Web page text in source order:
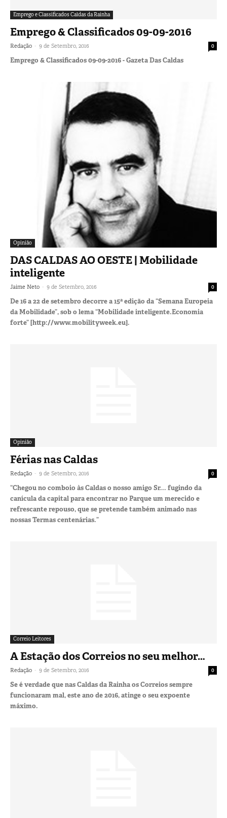
Emprego e Classificados Caldas da Rainha
Emprego & Classificados 09-09-2016
Redação - 9 de Setembro, 2016 0
Emprego & Classificados 09-09-2016 - Gazeta Das Caldas
Opinião
DAS CALDAS AO OESTE | Mobilidade
inteligente
Jaime Neto - 9 de Setembro, 2016 0
De 16 a 22 de setembro decorre a 15ª edição da “Semana Europeia
da Mobilidade”, sob o lema “Mobilidade inteligente.Economia
forte” [http://www.mobilityweek.eu].
Opinião
Férias nas Caldas
Redação - 9 de Setembro, 2016 0
“Chegou no comboio às Caldas o nosso amigo Sr... fugindo da
canícula da capital para encontrar no Parque um merecido e
refrescante repouso, que se pretende também animado nas
nossas Termas centenárias.”
Correio Leitores
A Estação dos Correios no seu melhor…
Redação - 9 de Setembro, 2016 0
Se é verdade que nas Caldas da Rainha os Correios sempre
funcionaram mal, este ano de 2016, atinge o seu expoente
máximo.